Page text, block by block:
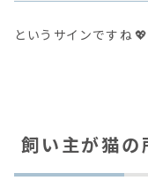
というサインですね💖
飼い主が猫の